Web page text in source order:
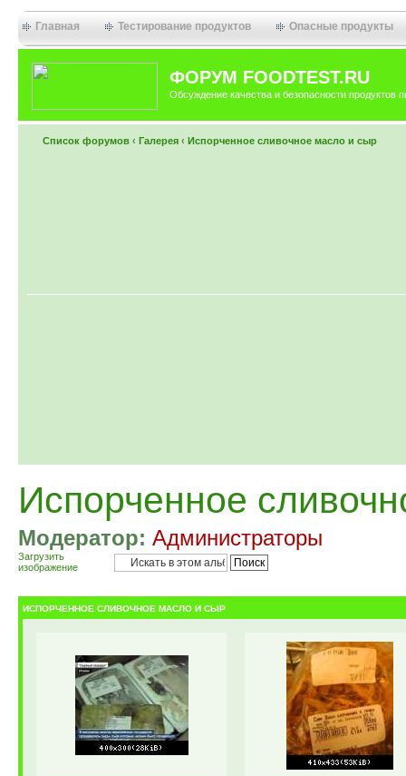
Главная Тестирование продуктов Опасные продукты
ФОРУМ FOODTEST.RU
Обсуждение качества и безопасности продуктов
Список форумов ‹ Галерея ‹ Испорченное сливочное масло и сыр
Испорченное
Модератор: Администраторы
Загрузить
изображение
ИСПОРЧЕННОЕ СЛИВОЧНОЕ МАСЛО И СЫР